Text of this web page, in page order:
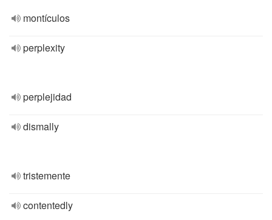
montículos
perplexity
perplejidad
dismally
tristemente
contentedly